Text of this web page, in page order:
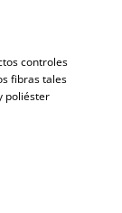
controles
fibras tales
poliéster